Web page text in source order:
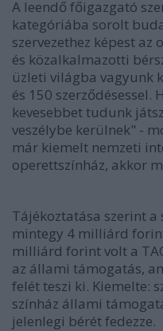
A leendő főigazgató
kategóriába sorolt
szervezethez képest
és közalkalmazotti
üzleti világba vagyunk
és 150 szerződésessel.
kevesebbet tudunk
veszélybe kerülnek" -
már kiemelt nemzeti
operettszínház, akkor
Tájékoztatása szerint a
mintegy 4 milliárd
milliárd forint volt a
az állami támogatás,
felét teszi ki. Kiemelte:
színház állami
jelenlegi bérét fedezze.